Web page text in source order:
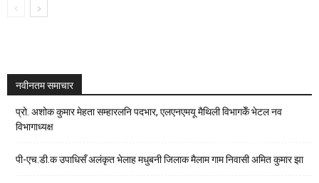
नवीनतम समाचार
प्रो. अशोक कुमार मेहता सम्हारलनि पदभार, एलएनएमयू मैथिली विभागकेँ भेटल नव
विभागाध्यक्ष
पी-एच.डी.क उपाधिसँ अलंकृत भेलाह मधुबनी जिलाक मैलाम गाम निवासी अमित कुमार झा